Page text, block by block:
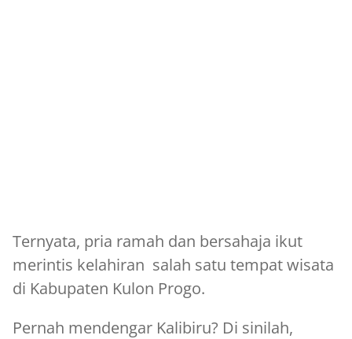
Ternyata, pria ramah dan bersahaja ikut
merintis kelahiran salah satu tempat wisata
di Kabupaten Kulon Progo.
Pernah mendengar Kalibiru? Di sinilah,